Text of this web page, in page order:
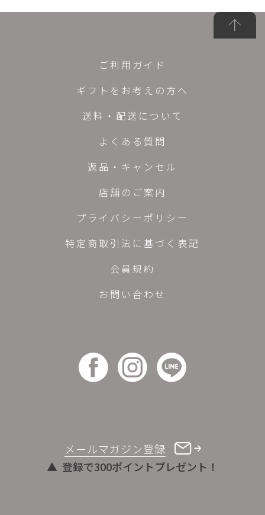
メールマガジン登録
登録で300ポイントプレゼント！
ご利用ガイド
ギフトをお考えの方へ
送料・配送について
よくある質問
返品・キャンセル
店舗のご案内
プライバシーポリシー
特定商取引法に基づく表記
会員規約
お問い合わせ